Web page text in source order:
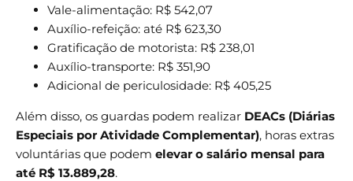
Vale-alimentação: R$ 542,07
Auxílio-refeição: até R$ 623,30
Gratificação de motorista: R$ 238,01
Auxílio-transporte: R$ 351,90
Adicional de periculosidade: R$ 405,25
Além disso, os guardas podem realizar DEACs (Diárias
Especiais por Atividade Complementar), horas extras
voluntárias que podem elevar o salário mensal para
até R$ 13.889,28.